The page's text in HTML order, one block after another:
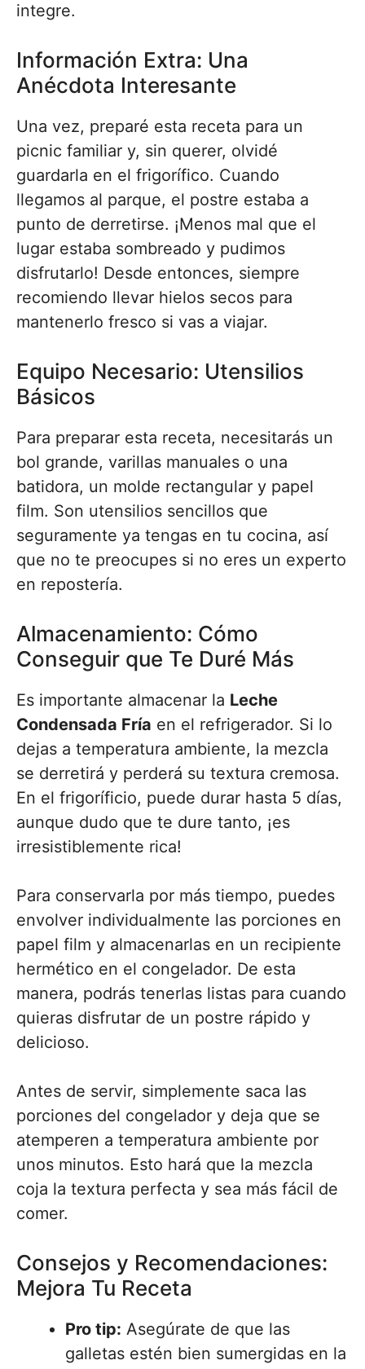
integre.
Información Extra: Una
Anécdota Interesante
Una vez, preparé esta receta para un
picnic familiar y, sin querer, olvidé
guardarla en el frigorífico. Cuando
llegamos al parque, el postre estaba a
punto de derretirse. ¡Menos mal que el
lugar estaba sombreado y pudimos
disfrutarlo! Desde entonces, siempre
recomiendo llevar hielos secos para
mantenerlo fresco si vas a viajar.
Equipo Necesario: Utensilios
Básicos
Para preparar esta receta, necesitarás un
bol grande, varillas manuales o una
batidora, un molde rectangular y papel
film. Son utensilios sencillos que
seguramente ya tengas en tu cocina, así
que no te preocupes si no eres un experto
en repostería.
Almacenamiento: Cómo
Conseguir que Te Duré Más
Es importante almacenar la Leche
Condensada Fría en el refrigerador. Si lo
dejas a temperatura ambiente, la mezcla
se derretirá y perderá su textura cremosa.
En el frigoríficio, puede durar hasta 5 días,
aunque dudo que te dure tanto, ¡es
irresistiblemente rica!
Para conservarla por más tiempo, puedes
envolver individualmente las porciones en
papel film y almacenarlas en un recipiente
hermético en el congelador. De esta
manera, podrás tenerlas listas para cuando
quieras disfrutar de un postre rápido y
delicioso.
Antes de servir, simplemente saca las
porciones del congelador y deja que se
atemperen a temperatura ambiente por
unos minutos. Esto hará que la mezcla
coja la textura perfecta y sea más fácil de
comer.
Consejos y Recomendaciones:
Mejora Tu Receta
Pro tip: Asegúrate de que las
galletas estén bien sumergidas en la